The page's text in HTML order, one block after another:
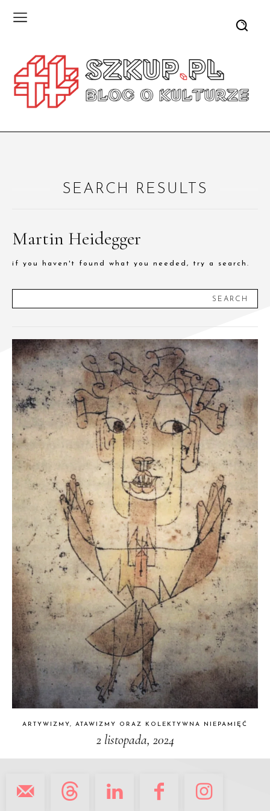
SEARCH RESULTS
Martin Heidegger
if you haven't found what you needed, try a search.
SEARCH
ARTYWIZMY, ATAWIZMY ORAZ KOLEKTYWNA NIEPAMIĘĆ
2 listopada, 2024